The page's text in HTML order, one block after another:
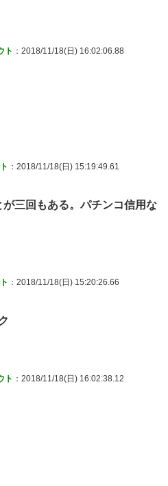
ト ：2018/11/18(日) 16:02:06.88
：2018/11/18(日) 15:19:49.61
三回もある。パチンコ信用な
：2018/11/18(日) 15:20:26.66
ト ：2018/11/18(日) 16:02:38.12